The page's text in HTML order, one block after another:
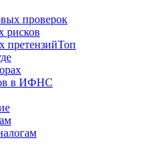
проверок
рисков
претензийТоп
в ИФНС